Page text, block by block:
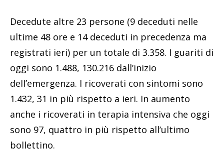
Decedute altre 23 persone (9 deceduti nelle
ultime 48 ore e 14 deceduti in precedenza ma
registrati ieri) per un totale di 3.358. I guariti di
oggi sono 1.488, 130.216 dall’inizio
dell’emergenza. I ricoverati con sintomi sono
1.432, 31 in più rispetto a ieri. In aumento
anche i ricoverati in terapia intensiva che oggi
sono 97, quattro in più rispetto all’ultimo
bollettino.